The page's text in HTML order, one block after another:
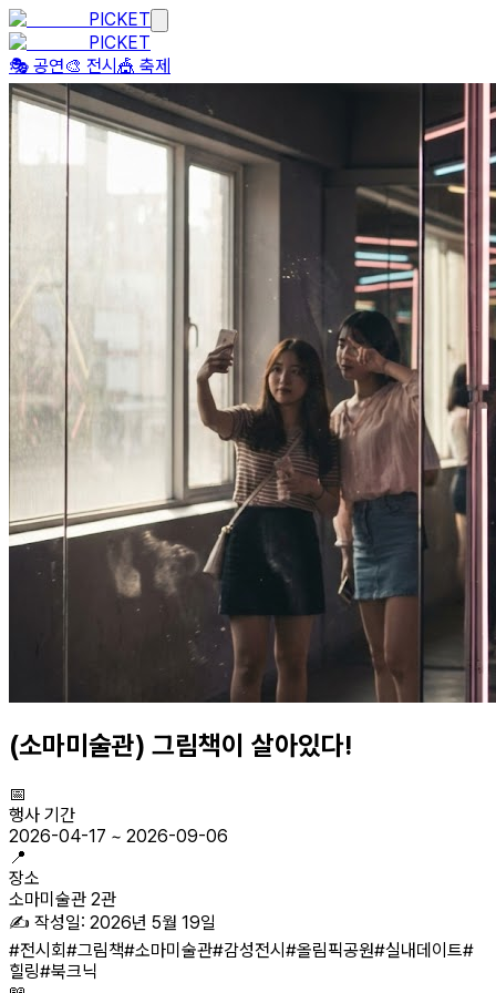
PICKET
PICKET
🎭 공연🎨 전시 🎪 축제
(소마미술관) 그림책이 살아있다!
📅
행사 기간
2026-04-17 ~ 2026-09-06
📍
장소
소마미술관 2관
✍️ 작성일: 2026년 5월 19일
#전시회#그림책#소마미술관#감성전시 #올림픽공원#실내데이트#
힐링#북크닉